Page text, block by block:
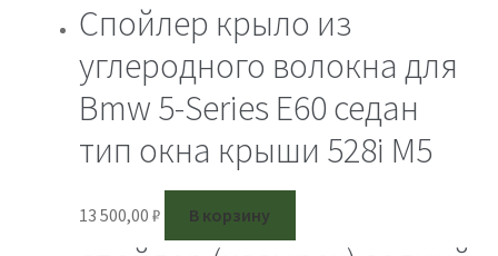
Спойлер крыло из
углеродного волокна для
Bmw 5-Series E60 седан
тип окна крыши 528i M5
13 500,00 ₽ В корзину